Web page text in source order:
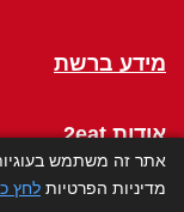
מידע ברשת
אודות 2eat
אתר זה משתמש
מדיניות הפרטיות לחץ